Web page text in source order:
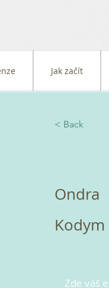
Jak začít
< Back
Ondra
Kodym
Zde váš